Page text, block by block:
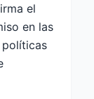
el
en las
políticas